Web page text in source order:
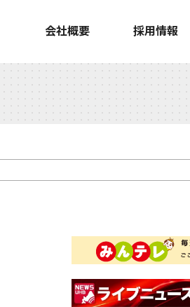
会社概要 採用情報